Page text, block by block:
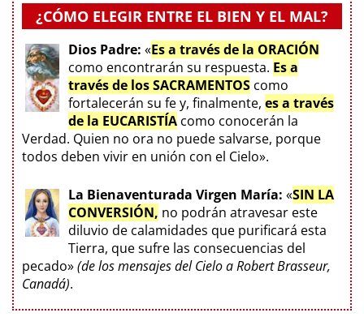
¿CÓMO ELEGIR ENTRE EL BIEN Y EL MAL?
Dios Padre: «Es a través de la ORACIÓN
como encontrarán su respuesta. Es a
través de los SACRAMENTOS como
fortalecerán su fe y, finalmente, es a través
de la EUCARISTÍA como conocerán la
Verdad. Quien no ora no puede salvarse, porque
todos deben vivir en unión con el Cielo».
La Bienaventurada Virgen María: «SIN LA
CONVERSIÓN, no podrán atravesar este
diluvio de calamidades que purificará esta
Tierra, que sufre las consecuencias del
pecado»(de los mensajes del Cielo a Robert Brasseur,
Canadá).